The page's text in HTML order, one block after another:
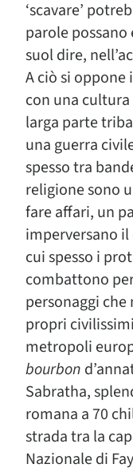
‘scavare’
parole
suol dire,
A ciò si oppone
con una
larga parte
una guerra
spesso tra
religione sono
fare affari, un
imperversano
cui spesso i
combattono
personaggi che
propri
metropoli
bourbon
Sabratha,
romana a 70
strada tra la
Nazionale di